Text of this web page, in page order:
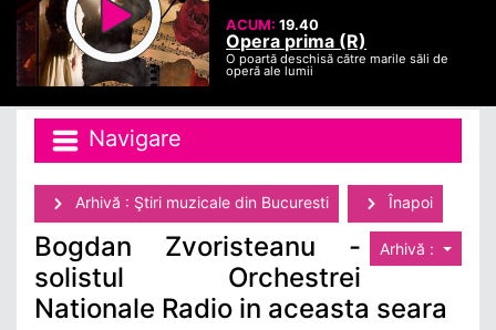
ACUM:19.40
Opera prima (R)
O poartă deschisă către marile săli de
operă ale lumii
Navigare
Arhivă : Ştiri muzicale din Bucuresti Înapoi
Arhivă :
Bogdan Zvoristeanu -
solistul Orchestrei
Nationale Radio in aceasta seara